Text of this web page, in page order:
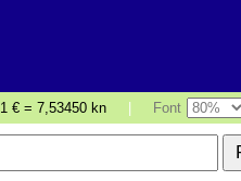
1 € = 7,53450 kn Font